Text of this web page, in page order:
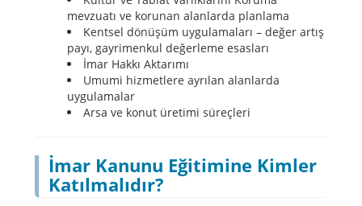
mevzuatı ve korunan alanlarda planlama
Kentsel dönüşüm uygulamaları – değer artış
payı, gayrimenkul değerleme esasları
İmar Hakkı Aktarımı
Umumi hizmetlere ayrılan alanlarda
uygulamalar
Arsa ve konut üretimi süreçleri
İmar Kanunu Eğitimine Kimler
Katılmalıdır?